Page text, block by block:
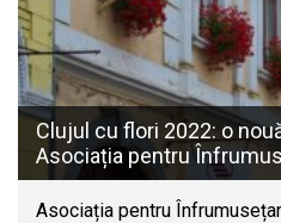
Clujul cu flori 2022: o
Asociația pentru
Asociația pentru